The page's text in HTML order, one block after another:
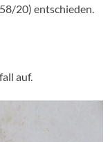
20) entschieden.
auf.